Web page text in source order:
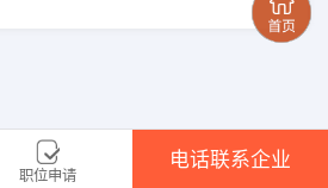
职位申请
电话联系企业